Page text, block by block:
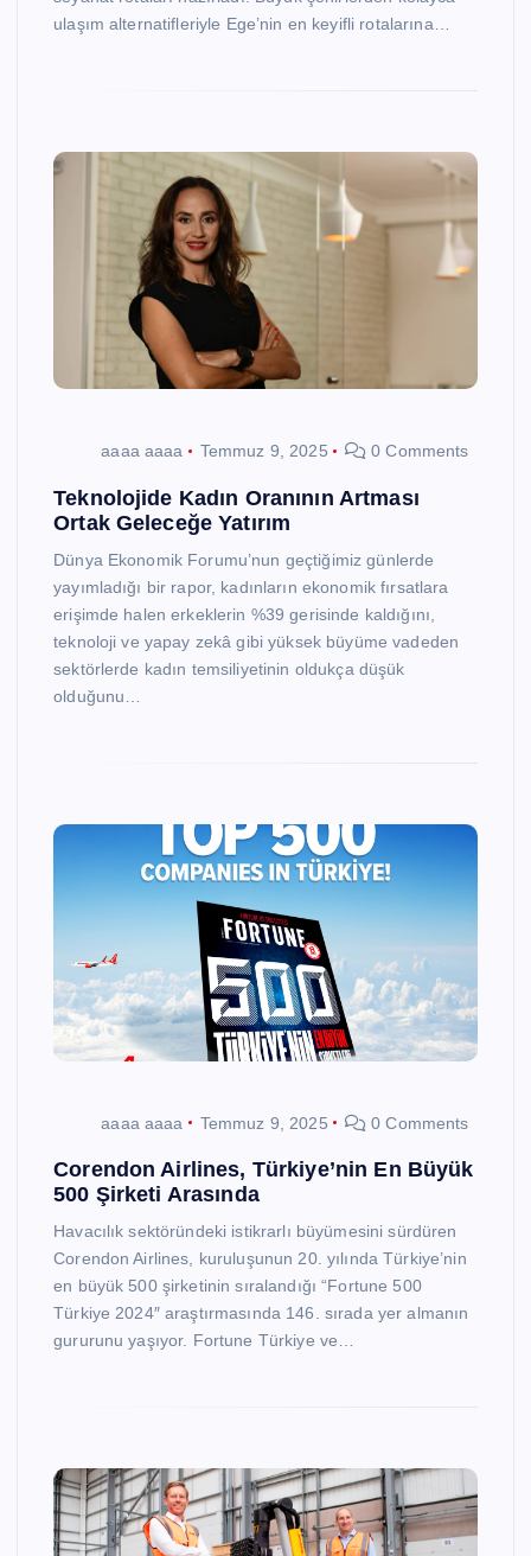
ulaşım alternatifleriyle Ege’nin en keyifli rotalarına…
aaaa aaaa Temmuz 9, 2025 0 Comments
Teknolojide Kadın Oranının Artması
Ortak Geleceğe Yatırım
Dünya Ekonomik Forumu’nun geçtiğimiz günlerde
yayımladığı bir rapor, kadınların ekonomik fırsatlara
erişimde halen erkeklerin %39 gerisinde kaldığını,
teknoloji ve yapay zekâ gibi yüksek büyüme vadeden
sektörlerde kadın temsiliyetinin oldukça düşük
olduğunu…
aaaa aaaa Temmuz 9, 2025 0 Comments
Corendon Airlines, Türkiye’nin En Büyük
500 Şirketi Arasında
Havacılık sektöründeki istikrarlı büyümesini sürdüren
Corendon Airlines, kuruluşunun 20. yılında Türkiye’nin
en büyük 500 şirketinin sıralandığı “Fortune 500
Türkiye 2024″ araştırmasında 146. sırada yer almanın
gururunu yaşıyor. Fortune Türkiye ve…